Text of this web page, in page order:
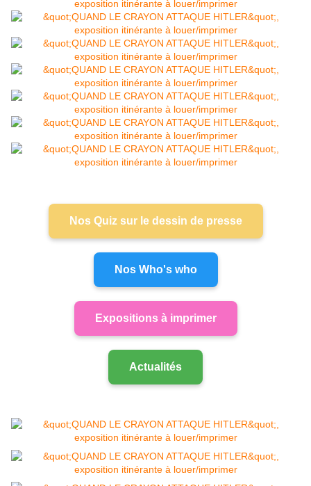
Nos Quiz sur le dessin de presse
Nos Who's who
Expositions à imprimer
Actualités